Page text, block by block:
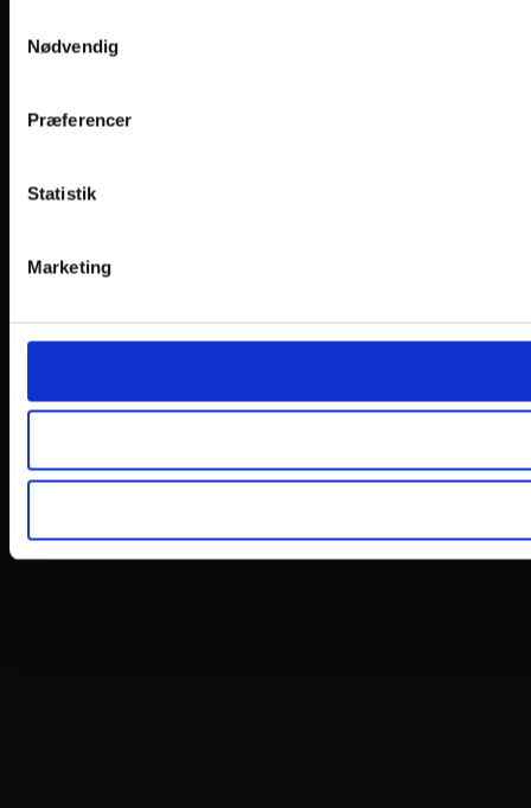
Nødvendig
Præferencer
Statistik
Marketing